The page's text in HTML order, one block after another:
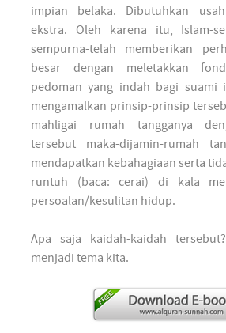
impian belaka. Dibutuhkan
ekstra. Oleh karena itu, Islam-
sempurna-telah memberikan
besar dengan meletakkan
pedoman yang indah bagi suami
mengamalkan prinsip-prinsip
mahligai rumah tangganya
tersebut maka-dijamin-rumah
mendapatkan kebahagiaan serta
runtuh (baca: cerai) di kala
persoalan/kesulitan hidup.
Apa saja kaidah-kaidah
menjadi tema kita.